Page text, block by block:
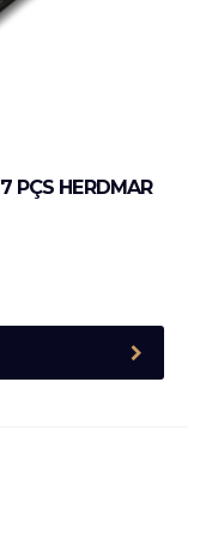
PÇS HERDMAR